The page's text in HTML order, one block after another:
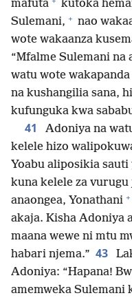
mafuta
kutoka
Sulemani, + nao
wote wakaanza
“Mfalme Sulemani na
watu wote
na kushangilia sana,
kufunguka kwa
41
Adoniya na
kelele hizo
Yoabu aliposikia sauti
kuna kelele za vurugu
anaongea, Yonathani +
akaja. Kisha Adoniya
maana wewe ni mtu
habari njema.” 43
Adoniya: “Hapana!
amemweka Sulemani